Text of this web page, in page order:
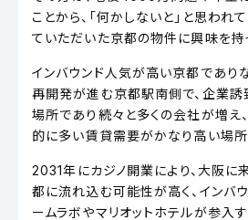
ことから、「何かしないと」と思われ
ていただいた京都の物件に興味を持
インバウンド人気が高い京都であり
再開発が進む京都駅南側で、企業誘
場所であり続々と多くの会社が増え
的に多い賃貸需要がかなり高い場所
2031年にカジノ開業により、大阪に
都に流れ込む可能性が高く、インバ
ームラボやマリオットホテルが参入